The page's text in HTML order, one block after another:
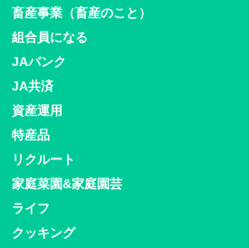
畜産事業（畜産のこと）
組合員になる
JAバンク
JA共済
資産運用
特産品
リクルート
家庭菜園&家庭園芸
ライフ
クッキング